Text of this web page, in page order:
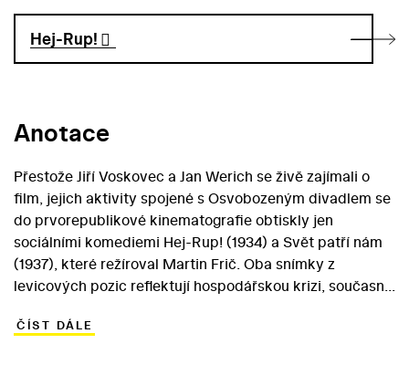
Hej-Rup!
Anotace
Přestože Jiří Voskovec a Jan Werich se živě zajímali o
film, jejich aktivity spojené s Osvobozeným divadlem se
do prvorepublikové kinematografie obtiskly jen
sociálními komediemi Hej-Rup! (1934) a Svět patří nám
(1937), které režíroval Martin Frič. Oba snímky z
levicových pozic reflektují hospodářskou krizi, současně
talentu svých tvůrců (kteří se spolu s Václavem
ČÍST DÁLE